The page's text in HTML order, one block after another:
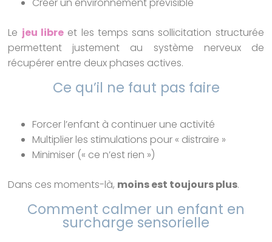
Créer un environnement prévisible
Le jeu libreet les temps sans sollicitation structurée
permettent justement au système nerveux de
récupérer entre deux phases actives.
Ce qu’il ne faut pas faire
Forcer l’enfant à continuer une activité
Multiplier les stimulations pour « distraire »
Minimiser (« ce n’est rien »)
Dans ces moments-là, moins est toujours plus.
Comment calmer un enfant en
surcharge sensorielle